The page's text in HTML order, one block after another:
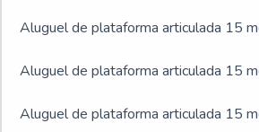
Aluguel de plataforma articulada 15
Aluguel de plataforma articulada 15
Aluguel de plataforma articulada 15